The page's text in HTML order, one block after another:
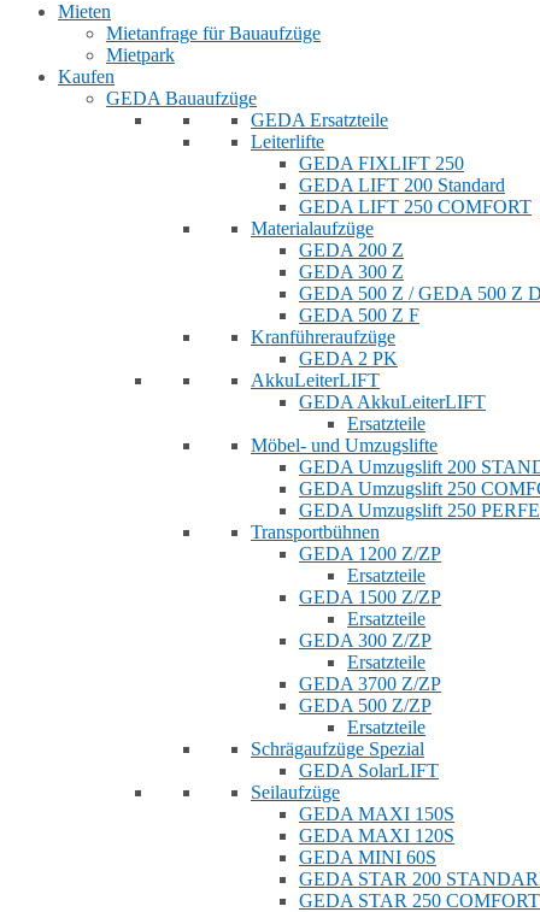
Mieten
Mietanfrage für Bauaufzüge
Mietpark
Kaufen
GEDA Bauaufzüge
GEDA Ersatzteile
Leiterlifte
GEDA FIXLIFT 250
GEDA LIFT 200 Standard
GEDA LIFT 250 COMFORT
Materialaufzüge
GEDA 200 Z
GEDA 300 Z
GEDA 500 Z / GEDA 500 Z
GEDA 500 Z F
Kranführeraufzüge
GEDA 2 PK
AkkuLeiterLIFT
GEDA AkkuLeiterLIFT
Ersatzteile
Möbel- und Umzugslifte
GEDA Umzugslift 200
GEDA Umzugslift 250
GEDA Umzugslift 250
Transportbühnen
GEDA 1200 Z/ZP
Ersatzteile
GEDA 1500 Z/ZP
Ersatzteile
GEDA 300 Z/ZP
Ersatzteile
GEDA 3700 Z/ZP
GEDA 500 Z/ZP
Ersatzteile
Schrägaufzüge Spezial
GEDA SolarLIFT
Seilaufzüge
GEDA MAXI 150S
GEDA MAXI 120S
GEDA MINI 60S
GEDA STAR 200
GEDA STAR 250 COMFORT